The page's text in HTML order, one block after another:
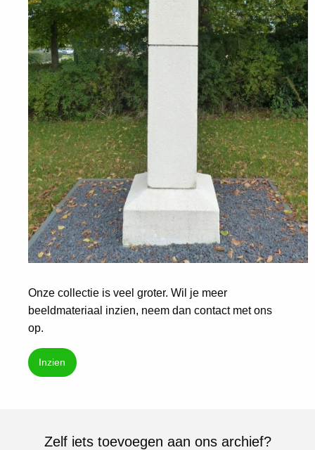
Onze collectie is veel groter. Wil je meer
beeldmateriaal inzien, neem dan contact met ons
op.
Inzien
Zelf iets toevoegen aan ons archief?